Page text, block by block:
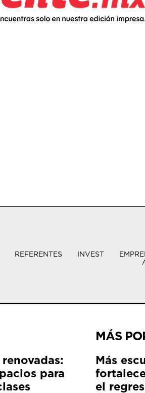
REFERENTES INVEST
para
MÁS
Más
el